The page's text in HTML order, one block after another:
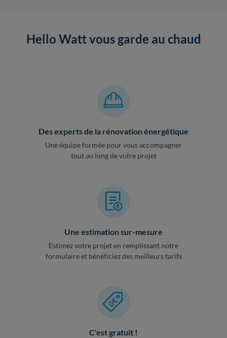
Hello Watt vous garde au chaud
Des experts de la rénovation énergétique
Une équipe formée pour vous accompagner
tout au long de votre projet
Une estimation sur-mesure
Estimez votre projet en remplissant notre
formulaire et bénéficiez des meilleurs tarifs
C'est gratuit !